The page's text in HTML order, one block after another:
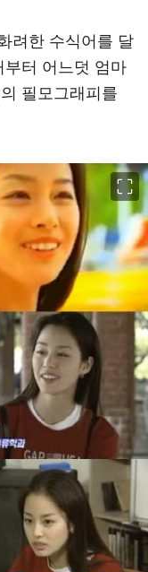
려한 수식어를 달
부터 어느덧 엄마
필모그래피를